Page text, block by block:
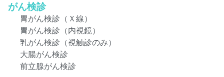
がん検診
胃がん検診（Ｘ線）
胃がん検診（内視鏡）
乳がん検診（視触診のみ）
大腸がん検診
前立腺がん検診